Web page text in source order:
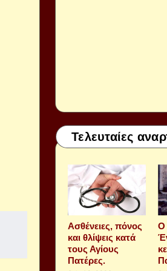
Τελευταίες
Aσθένειες, πόνος
και θλίψεις κατά
τους Αγίους
Πατέρες.
Ο